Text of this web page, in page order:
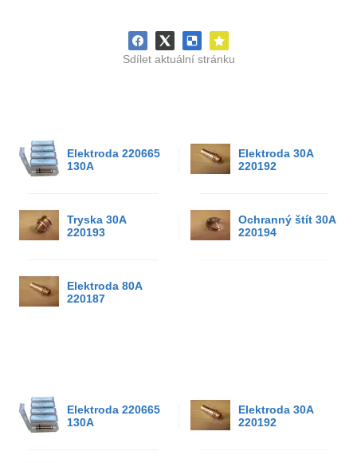
Sdílet aktuální stránku
Elektroda 220665
130A
Elektroda 30A
220192
Tryska 30A
220193
Ochranný štít 30A
220194
Elektroda 80A
220187
Elektroda 220665
130A
Elektroda 30A
220192